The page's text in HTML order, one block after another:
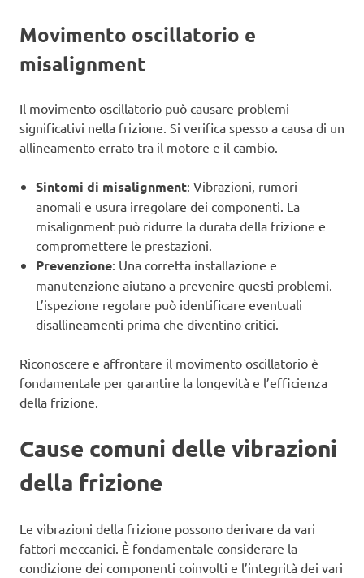
Movimento oscillatorio e
misalignment
Il movimento oscillatorio può causare problemi
significativi nella frizione. Si verifica spesso a causa di un
allineamento errato tra il motore e il cambio.
Sintomi di misalignment: Vibrazioni, rumori
anomali e usura irregolare dei componenti. La
misalignment può ridurre la durata della frizione e
compromettere le prestazioni.
Prevenzione: Una corretta installazione e
manutenzione aiutano a prevenire questi problemi.
L’ispezione regolare può identificare eventuali
disallineamenti prima che diventino critici.
Riconoscere e affrontare il movimento oscillatorio è
fondamentale per garantire la longevità e l’efficienza
della frizione.
Cause comuni delle vibrazioni
della frizione
Le vibrazioni della frizione possono derivare da vari
fattori meccanici. È fondamentale considerare la
condizione dei componenti coinvolti e l’integrità dei vari